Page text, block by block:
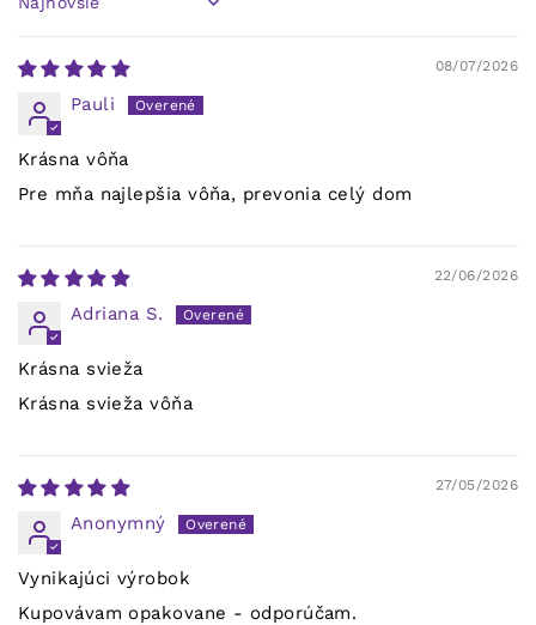
Sort by
08/07/2026
Pauli
Krásna vôňa
Pre mňa najlepšia vôňa, prevonia celý dom
22/06/2026
Adriana S.
Krásna svieža
Krásna svieža vôňa
27/05/2026
Anonymný
Vynikajúci výrobok
Kupovávam opakovane - odporúčam.